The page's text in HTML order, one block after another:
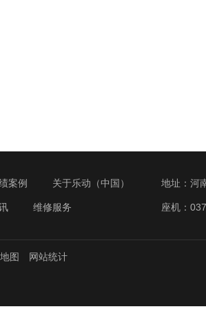
案例 关于乐动（中国）
维修服务
地址：河
座机：
图 网站统计